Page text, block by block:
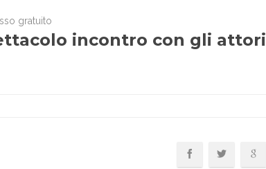
gratuito
incontro con gli attori